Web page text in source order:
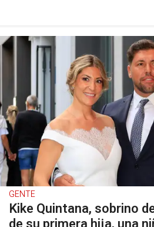
GENTE
Kike Quintana, sobrino